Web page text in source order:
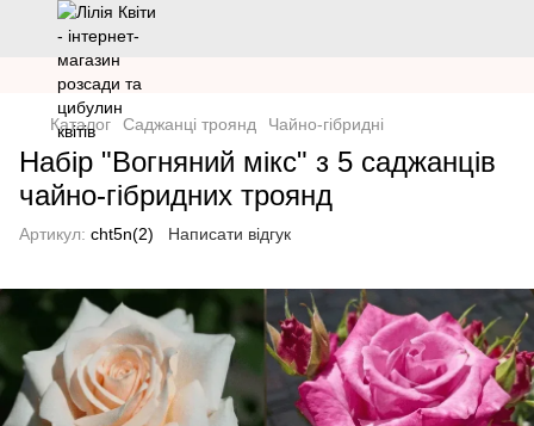
Каталог Саджанці троянд Чайно-гібридні
Набір "Вогняний мікс" з 5 саджанців
чайно-гібридних троянд
Артикул: cht5n(2) Написати відгук